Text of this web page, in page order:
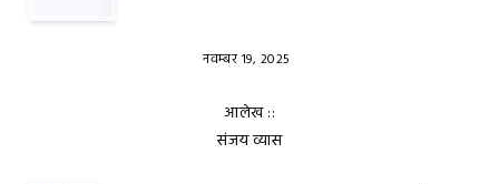
नवम्बर 19, 2025
आलेख ::
संजय व्यास